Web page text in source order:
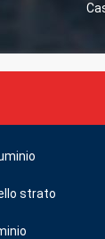
strato